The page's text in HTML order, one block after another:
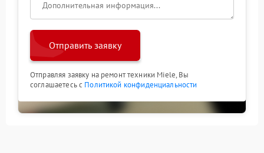
Отправить заявку
Отправляя заявку на ремонт техники Miele, Вы
соглашаетесь с Политикой конфиденциальности